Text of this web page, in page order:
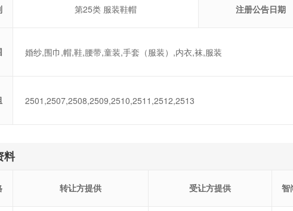
第25类 服装鞋帽 注册公告日期
婚纱,围巾,帽,鞋,腰带,童装,手套（服装）,内衣,袜,服装
2501,2507,2508,2509,2510,2511,2512,2513
料
转让方提供 受让方提供 智